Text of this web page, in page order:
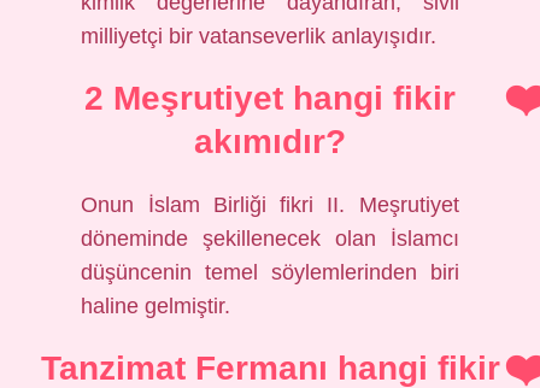
milliyetçi bir vatanseverlik anlayışıdır.
2 Meşrutiyet hangi fikir
akımıdır?
Onun İslam Birliği fikri II. Meşrutiyet
döneminde şekillenecek olan İslamcı
düşüncenin temel söylemlerinden biri
haline gelmiştir.
Tanzimat Fermanı hangi fikir